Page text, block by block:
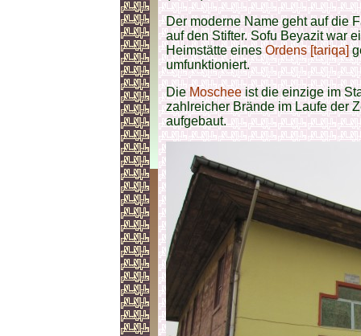
Der moderne Name geht auf die
auf den Stifter. Sofu Beyazit war
Heimstätte einesOrdens [tariqa]
umfunktioniert.
DieMoscheeist die einzige im
zahlreicher Brände im Laufe der
aufgebaut.